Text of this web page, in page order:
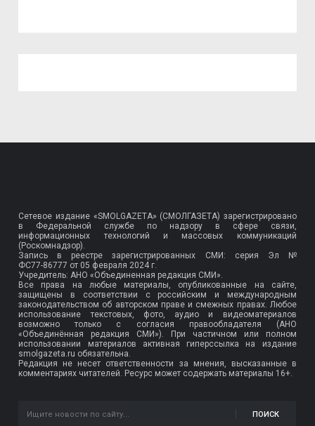
Сетевое издание «SMOLGAZETA» (СМОЛГАЗЕТА) зарегистрировано
в Федеральной службе по надзору в сфере связи,
информационных технологий и массовых коммуникаций
(Роскомнадзор).
Запись в реестре зарегистрированных СМИ: серия Эл №
ФС77-86777 от 05 февраля 2024 г.
Учредитель: АНО «Объединенная редакция СМИ».
Все права на любые материалы, опубликованные на сайте,
защищены в соответствии с российским и международным
законодательством об авторском праве и смежных правах. Любое
использование текстовых, фото, аудио и видеоматериалов
возможно только с согласия правообладателя (АНО
«Объединённая редакция СМИ»). При частичном или полном
использовании материалов активная гиперссылка на издание
smolgazeta.ru обязательна.
Редакция не несет ответственности за мнения, высказанные в
комментариях читателей. Ресурс может содержать материалы 16+.
ПОИСК